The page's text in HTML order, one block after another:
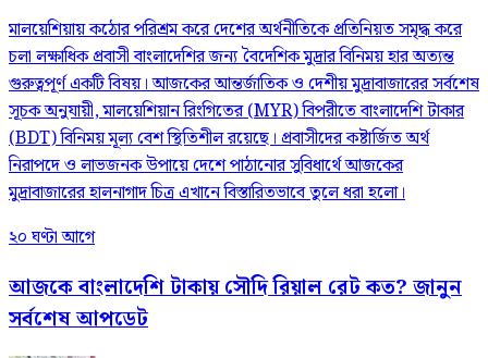
মালয়েশিয়ায় কঠোর পরিশ্রম করে দেশের অর্থনীতিকে প্রতিনিয়ত সমৃদ্ধ করে
চলা লক্ষাধিক প্রবাসী বাংলাদেশির জন্য বৈদেশিক মুদ্রার বিনিময় হার অত্যন্ত
গুরুত্বপূর্ণ একটি বিষয়। আজকের আন্তর্জাতিক ও দেশীয় মুদ্রাবাজারের সর্বশেষ
সূচক অনুযায়ী, মালয়েশিয়ান রিংগিতের (MYR) বিপরীতে বাংলাদেশি টাকার
(BDT) বিনিময় মূল্য বেশ স্থিতিশীল রয়েছে। প্রবাসীদের কষ্টার্জিত অর্থ
নিরাপদে ও লাভজনক উপায়ে দেশে পাঠানোর সুবিধার্থে আজকের
মুদ্রাবাজারের হালনাগাদ চিত্র এখানে বিস্তারিতভাবে তুলে ধরা হলো।
২০ ঘণ্টা আগে
আজকে বাংলাদেশি টাকায় সৌদি রিয়াল রেট কত? জানুন
সর্বশেষ আপডেট